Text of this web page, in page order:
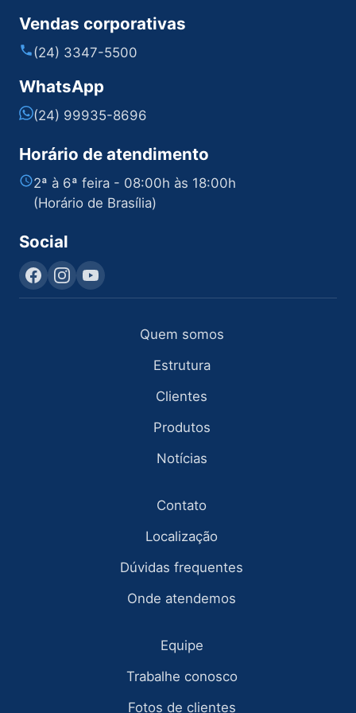
Vendas corporativas
(24) 3347-5500
WhatsApp
(24) 99935-8696
Horário de atendimento
2ª à 6ª feira - 08:00h às 18:00h
(Horário de Brasília)
Social
Quem somos
Estrutura
Clientes
Produtos
Notícias
Contato
Localização
Dúvidas frequentes
Onde atendemos
Equipe
Trabalhe conosco
Fotos de clientes